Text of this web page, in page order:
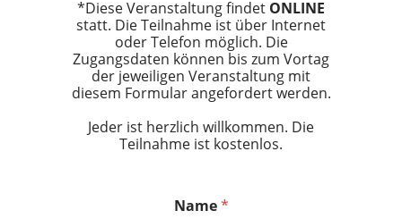
*Diese Veranstaltung findet ONLINE
statt. Die Teilnahme ist über Internet
oder Telefon möglich. Die
Zugangsdaten können bis zum Vortag
der jeweiligen Veranstaltung mit
diesem Formular angefordert werden.
Jeder ist herzlich willkommen. Die
Teilnahme ist kostenlos.
Name*